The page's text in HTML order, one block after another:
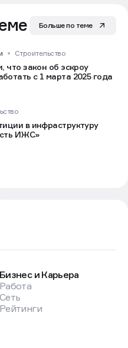
Больше по теме
Строительство
что закон об эскроу
с 1 марта 2025 года
в инфраструктуру
ИЖС»
Бизнес и Карьера
Работа
Сеть
Рейтинги